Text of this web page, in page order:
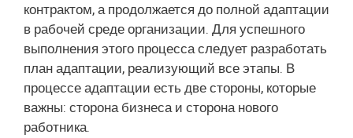
контрактом, а продолжается до полной адаптации
в рабочей среде организации. Для успешного
выполнения этого процесса следует разработать
план адаптации, реализующий все этапы. В
процессе адаптации есть две стороны, которые
важны: сторона бизнеса и сторона нового
работника.